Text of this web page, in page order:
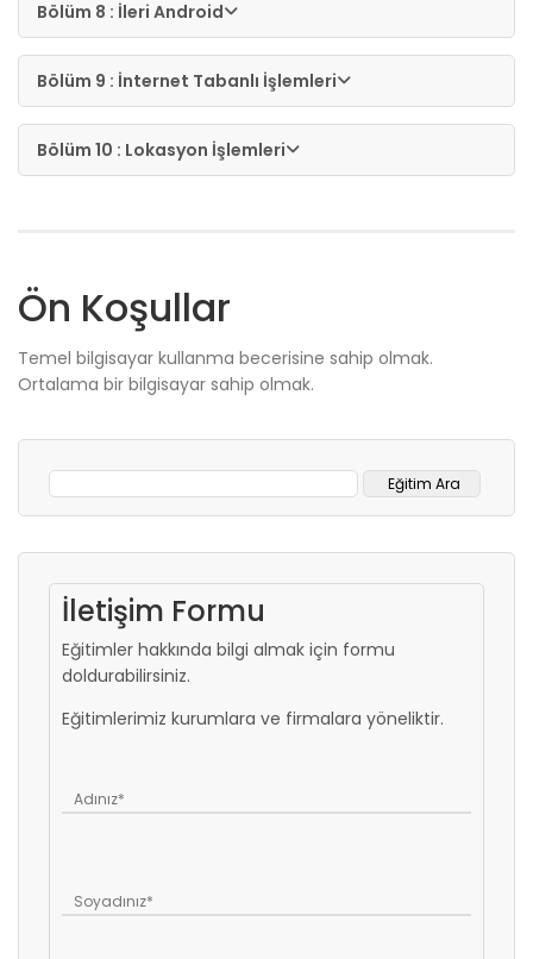
Bölüm 8 : İleri Android
Bölüm 9 : İnternet Tabanlı İşlemleri
Bölüm 10 : Lokasyon İşlemleri
Ön Koşullar
Temel bilgisayar kullanma becerisine sahip olmak.
Ortalama bir bilgisayar sahip olmak.
İletişim Formu
Eğitimler hakkında bilgi almak için formu
doldurabilirsiniz.
Eğitimlerimiz kurumlara ve firmalara yöneliktir.